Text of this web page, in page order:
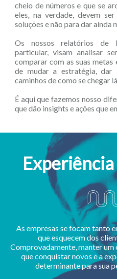
cheio de números e que se
eles, na verdade, devem
soluções e não para dar ainda
Os nossos relatórios de
particular, visam analisar
comparar com as suas metas
de mudar a estratégia, dar
caminhos de como se chegar
É aqui que fazemos nosso
que dão insights e ações que
As empresas se focam tanto
que esquecem dos
Comprovadamente, manter um
que conquistar novos e a
determinante para sua